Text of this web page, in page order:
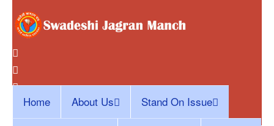
Home About Us Stand On Issue